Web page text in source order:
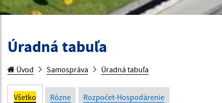
Úradná tabuľa
Úvod Samospráva Úradná tabuľa
Všetko Rôzne Rozpočet-Hospodárenie